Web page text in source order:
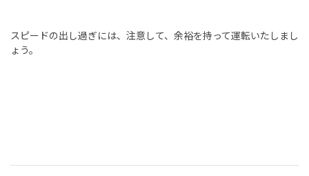
スピードの出し過ぎには、注意して、余裕を持って運転いたしまし
ょう。